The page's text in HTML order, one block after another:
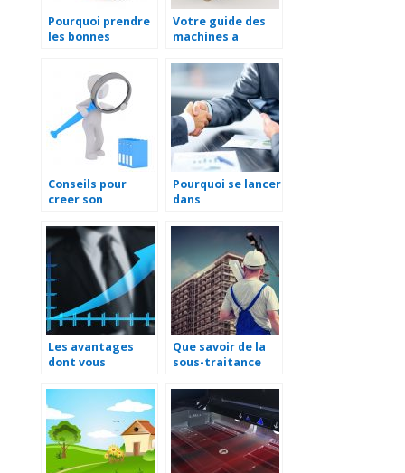
Pourquoi prendre
les bonnes
entreprise ?
Votre guide des
machines a
Conseils pour
creer son
Pourquoi se lancer
dans
?
Les avantages
dont vous
une SASU
Que savoir de la
sous-traitance